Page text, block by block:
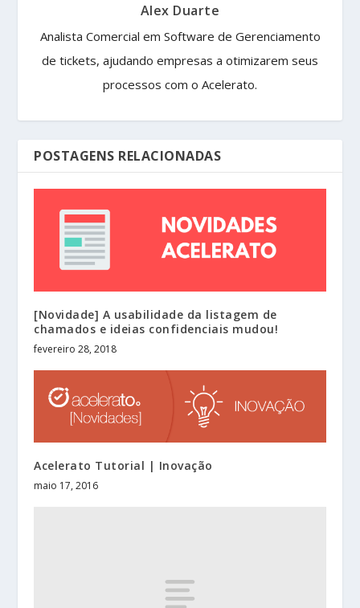
Alex Duarte
Analista Comercial em Software de Gerenciamento
de tickets, ajudando empresas a otimizarem seus
processos com o Acelerato.
POSTAGENS RELACIONADAS
[Novidade] A usabilidade da listagem de
chamados e ideias confidenciais mudou!
fevereiro 28, 2018
Acelerato Tutorial | Inovação
maio 17, 2016